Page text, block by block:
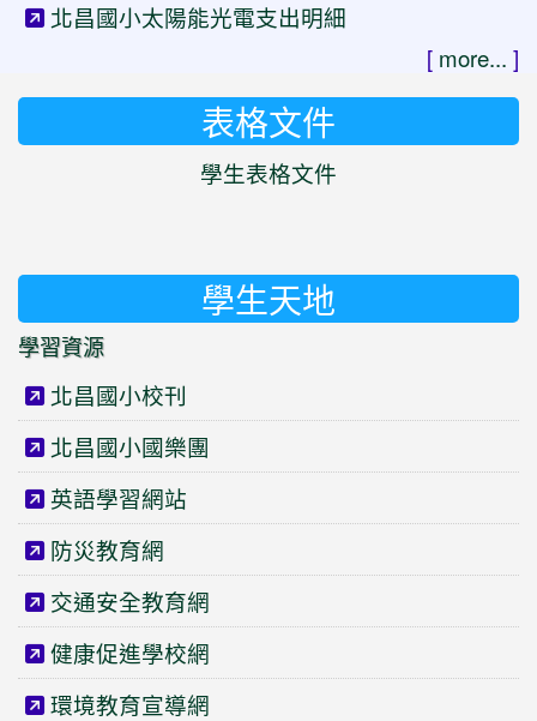
北昌國小太陽能光電支出明細
[ more... ]
表格文件
學生表格文件
學生天地
學習資源
北昌國小校刊
北昌國小國樂團
英語學習網站
防災教育網
交通安全教育網
健康促進學校網
環境教育宣導網